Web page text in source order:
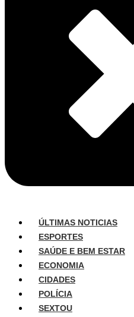
ÚLTIMAS NOTICIAS
ESPORTES
SAÚDE E BEM ESTAR
ECONOMIA
CIDADES
POLÍCIA
SEXTOU